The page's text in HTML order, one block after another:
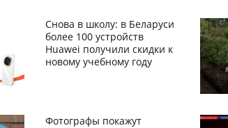
Снова в школу: в Беларуси
более 100 устройств
Huawei получили скидки к
новому учебному году
Фотографы покажут